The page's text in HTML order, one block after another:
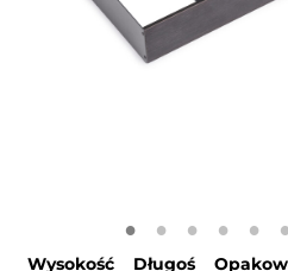
Wysokość Długoś